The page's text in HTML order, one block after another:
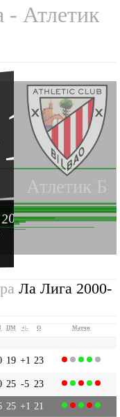
- Атлетик
Атлетик Б
2001
Ла Лига 2000-
ПМ +|- О Матчи
19 +1 23
25 -5 23
25 +1 21